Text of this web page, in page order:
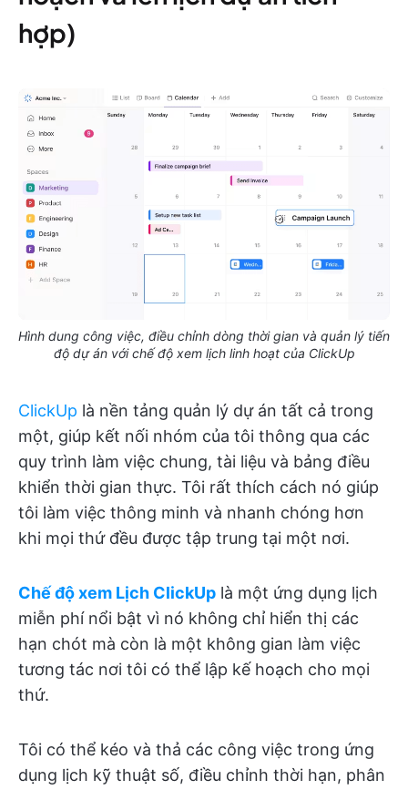
hợp)
Hình dung công việc, điều chỉnh dòng thời gian và quản lý tiến
độ dự án với chế độ xem lịch linh hoạt của ClickUp
ClickUp là nền tảng quản lý dự án tất cả trong
một, giúp kết nối nhóm của tôi thông qua các
quy trình làm việc chung, tài liệu và bảng điều
khiển thời gian thực. Tôi rất thích cách nó giúp
tôi làm việc thông minh và nhanh chóng hơn
khi mọi thứ đều được tập trung tại một nơi.
Chế độ xem Lịch ClickUp là một ứng dụng lịch
miễn phí nổi bật vì nó không chỉ hiển thị các
hạn chót mà còn là một không gian làm việc
tương tác nơi tôi có thể lập kế hoạch cho mọi
thứ.
Tôi có thể kéo và thả các công việc trong ứng
dụng lịch kỹ thuật số, điều chỉnh thời hạn, phân